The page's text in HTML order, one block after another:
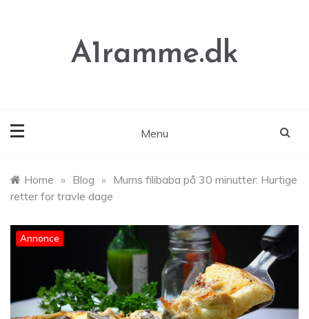
A1ramme.dk
Menu
Home » Blog » Mums filibaba på 30 minutter: Hurtige
retter for travle dage
Annonce